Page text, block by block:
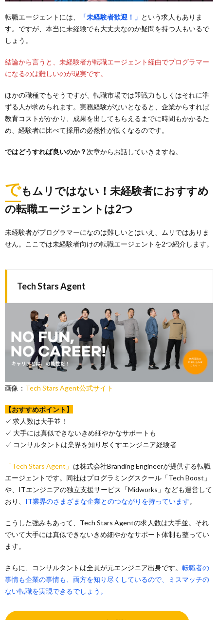
転職エージェントには、 「未経験者歓迎！」 という求人もありま
す。ですが、本当に未経験でも大丈夫なのか疑問を持つ人もいるで
しょう。
結論から言うと、未経験者が転職エージェント経由でプログラマー
になるのは難しいのが現実です。
ほかの職種でもそうですが、転職市場では即戦力もしくはそれに準
ずる人が求められます。実務経験がないとなると、企業からすれば
教育コストがかかり、成果を出してもらえるまでに時間もかかるた
め、経験者に比べて採用の必然性が低くなるのです。
ではどうすれば良いのか？ 次章からお話していきますね。
でもムリではない！未経験者におすすめ
の転職エージェントは2つ
未経験者がプログラマーになのは難しいとはいえ、ムリではありま
せん。ここでは未経験者向けの転職エージェントを2つ紹介します。
Tech Stars Agent
画像： Tech Stars Agent公式サイト
【おすすめポイント】
✓ 求人数は大手並！
✓ 大手には真似できないきめ細やかなサポートも
✓ コンサルタントは業界を知り尽くすエンジニア経験者
「Tech Stars Agent」 は株式会社Branding Engineerが提供する転職
エージェントです。同社はプログラミングスクール「Tech Boost」
や、ITエンジニアの独立支援サービス「Midworks」なども運営して
おり、 IT業界のさまざまな企業とのつながりを持っています。
こうした強みもあって、Tech Stars Agentの求人数は大手並。それ
でいて大手には真似できないきめ細やかなサポート体制も整ってい
ます。
さらに、コンサルタントは全員が元エンジニア出身です。 転職者の
事情も企業の事情も、両方を知り尽くしているので、ミスマッチの
ない転職を実現できるでしょう。